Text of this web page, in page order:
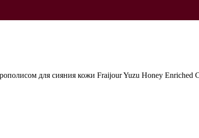
для сияния кожи Fraijour Yuzu Honey Enriched